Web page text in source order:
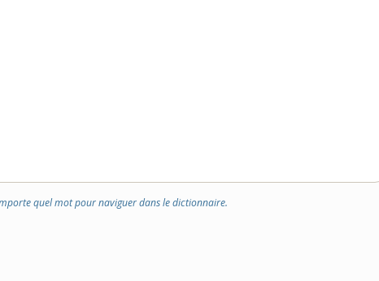
quel mot pour naviguer dans le dictionnaire.